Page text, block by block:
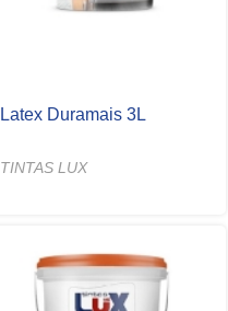
Latex Duramais 3L
TINTAS LUX